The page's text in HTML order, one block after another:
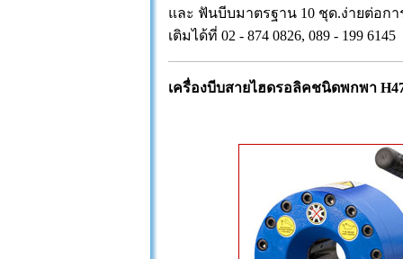
และ ฟันบีบมาตรฐาน 10 ชุด.ง่ายต่อก
เติมได้ที่ 02 - 874 0826, 089 - 199 6145
เครื่องบีบสายไฮดรอลิคชนิดพกพา